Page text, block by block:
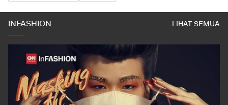
INFASHION LIHAT SEMUA